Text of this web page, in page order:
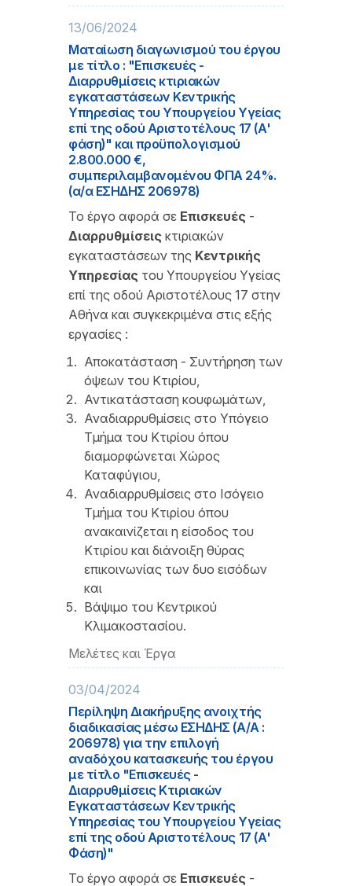
13/06/2024
Ματαίωση διαγωνισμού του έργου
με τίτλο : "Επισκευές -
Διαρρυθμίσεις κτιριακών
εγκαταστάσεων Κεντρικής
Υπηρεσίας του Υπουργείου Υγείας
επί της οδού Αριστοτέλους 17 (Α'
φάση)" και προϋπολογισμού
2.800.000 €,
συμπεριλαμβανομένου ΦΠΑ 24%.
(α/α ΕΣΗΔΗΣ 206978)
Το έργο αφορά σε Επισκευές -
Διαρρυθμίσεις κτιριακών
εγκαταστάσεων της Κεντρικής
Υπηρεσίας του Υπουργείου Υγείας
επί της οδού Αριστοτέλους 17 στην
Αθήνα και συγκεκριμένα στις εξής
εργασίες :
Αποκατάσταση - Συντήρηση των
όψεων του Κτιρίου,
Αντικατάσταση κουφωμάτων,
Αναδιαρρυθμίσεις στο Υπόγειο
Τμήμα του Κτιρίου όπου
διαμορφώνεται Χώρος
Καταφύγιου,
Αναδιαρρυθμίσεις στο Ισόγειο
Τμήμα του Κτιρίου όπου
ανακαινίζεται η είσοδος του
Κτιρίου και διάνοιξη θύρας
επικοινωνίας των δυο εισόδων
και
Βάψιμο του Κεντρικού
Κλιμακοστασίου.
Μελέτες και Έργα
03/04/2024
Περίληψη Διακήρυξης ανοιχτής
διαδικασίας μέσω ΕΣΗΔΗΣ (A/A :
206978) για την επιλογή
αναδόχου κατασκευής του έργου
με τίτλο "Επισκευές -
Διαρρυθμίσεις Κτιριακών
Εγκαταστάσεων Κεντρικής
Υπηρεσίας του Υπουργείου Υγείας
επί της οδού Αριστοτέλους 17 (Α'
Φάση)"
Το έργο αφορά σε Επισκευές -